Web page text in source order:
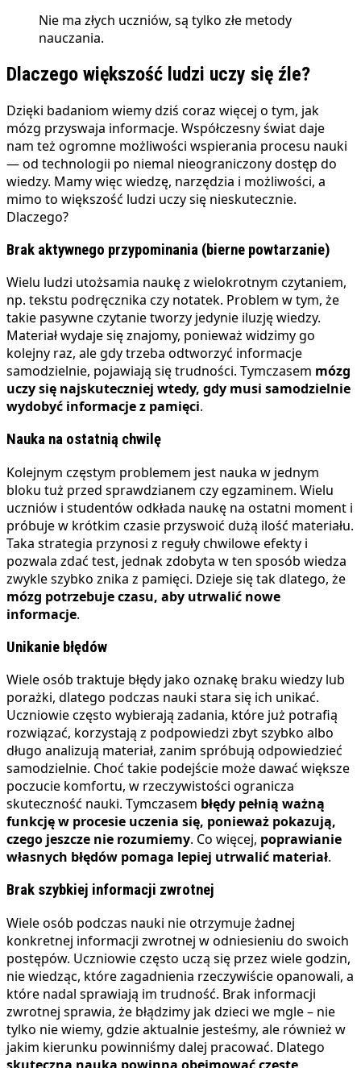
Nie ma złych uczniów, są tylko złe metody
nauczania.
Dlaczego większość ludzi uczy się źle?
Dzięki badaniom wiemy dziś coraz więcej o tym, jak
mózg przyswaja informacje. Współczesny świat daje
nam też ogromne możliwości wspierania procesu nauki
— od technologii po niemal nieograniczony dostęp do
wiedzy. Mamy więc wiedzę, narzędzia i możliwości, a
mimo to większość ludzi uczy się nieskutecznie.
Dlaczego?
Brak aktywnego przypominania (bierne powtarzanie)
Wielu ludzi utożsamia naukę z wielokrotnym czytaniem,
np. tekstu podręcznika czy notatek. Problem w tym, że
takie pasywne czytanie tworzy jedynie iluzję wiedzy.
Materiał wydaje się znajomy, ponieważ widzimy go
kolejny raz, ale gdy trzeba odtworzyć informacje
samodzielnie, pojawiają się trudności. Tymczasem mózg
uczy się najskuteczniej wtedy, gdy musi samodzielnie
wydobyć informacje z pamięci.
Nauka na ostatnią chwilę
Kolejnym częstym problemem jest nauka w jednym
bloku tuż przed sprawdzianem czy egzaminem. Wielu
uczniów i studentów odkłada naukę na ostatni moment i
próbuje w krótkim czasie przyswoić dużą ilość materiału.
Taka strategia przynosi z reguły chwilowe efekty i
pozwala zdać test, jednak zdobyta w ten sposób wiedza
zwykle szybko znika z pamięci. Dzieje się tak dlatego, że
mózg potrzebuje czasu, aby utrwalić nowe
informacje.
Unikanie błędów
Wiele osób traktuje błędy jako oznakę braku wiedzy lub
porażki, dlatego podczas nauki stara się ich unikać.
Uczniowie często wybierają zadania, które już potrafią
rozwiązać, korzystają z podpowiedzi zbyt szybko albo
długo analizują materiał, zanim spróbują odpowiedzieć
samodzielnie. Choć takie podejście może dawać większe
poczucie komfortu, w rzeczywistości ogranicza
skuteczność nauki. Tymczasem błędy pełnią ważną
funkcję w procesie uczenia się, ponieważ pokazują,
czego jeszcze nie rozumiemy. Co więcej, poprawianie
własnych błędów pomaga lepiej utrwalić materiał.
Brak szybkiej informacji zwrotnej
Wiele osób podczas nauki nie otrzymuje żadnej
konkretnej informacji zwrotnej w odniesieniu do swoich
postępów. Uczniowie często uczą się przez wiele godzin,
nie wiedząc, które zagadnienia rzeczywiście opanowali, a
które nadal sprawiają im trudność. Brak informacji
zwrotnej sprawia, że błądzimy jak dzieci we mgle – nie
tylko nie wiemy, gdzie aktualnie jesteśmy, ale również w
jakim kierunku powinniśmy dalej pracować. Dlatego